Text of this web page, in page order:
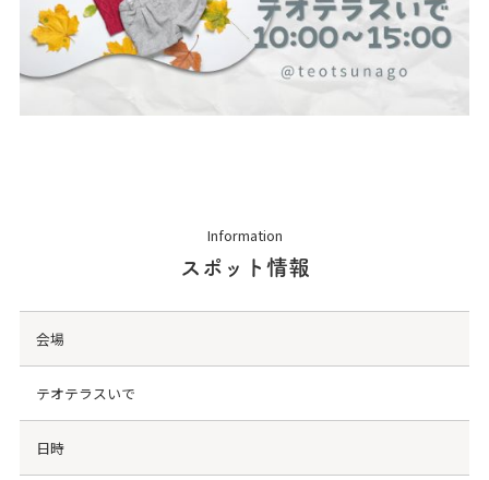
Information
スポット情報
会場
テオテラスいで
日時